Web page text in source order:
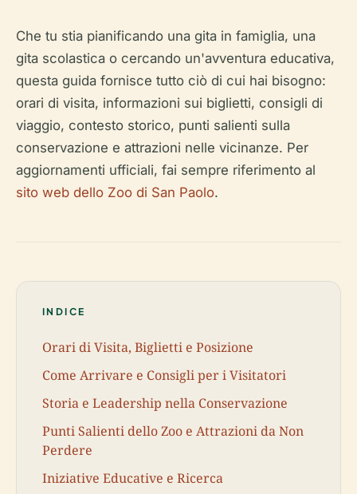
Che tu stia pianificando una gita in famiglia, una
gita scolastica o cercando un'avventura educativa,
questa guida fornisce tutto ciò di cui hai bisogno:
orari di visita, informazioni sui biglietti, consigli di
viaggio, contesto storico, punti salienti sulla
conservazione e attrazioni nelle vicinanze. Per
aggiornamenti ufficiali, fai sempre riferimento al
sito web dello Zoo di San Paolo.
INDICE
Orari di Visita, Biglietti e Posizione
Come Arrivare e Consigli per i Visitatori
Storia e Leadership nella Conservazione
Punti Salienti dello Zoo e Attrazioni da Non
Perdere
Iniziative Educative e Ricerca